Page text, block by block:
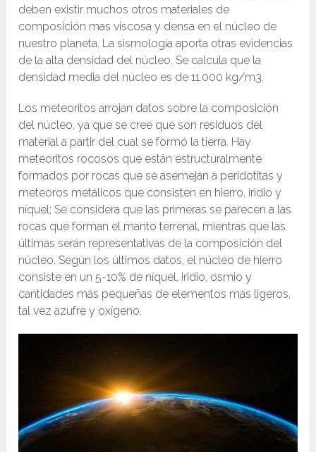
deben existir muchos otros materiales de
composición mas viscosa y densa en el núcleo de
nuestro planeta. La sismología aporta otras evidencias
de la alta densidad del núcleo. Se calcula que la
densidad media del núcleo es de 11.000 kg/m3.
Los meteoritos arrojan datos sobre la composición
del núcleo, ya que se cree que son residuos del
material a partir del cual se formó la tierra. Hay
meteoritos rocosos que están estructuralmente
formados por rocas que se asemejan a peridotitas y
meteoros metálicos que consisten en hierro, iridio y
níquel; Se considera que las primeras se parecen a las
rocas que forman el manto terrenal, mientras que las
últimas serán representativas de la composición del
núcleo. Según los últimos datos, el núcleo de hierro
consiste en un 5-10% de níquel, iridio, osmio y
cantidades más pequeñas de elementos más ligeros,
tal vez azufre y oxígeno.